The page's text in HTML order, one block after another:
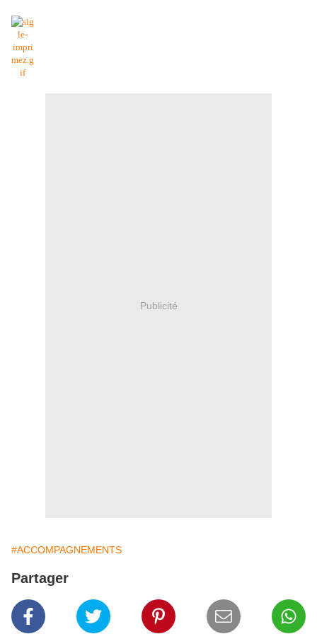
Publicité
#ACCOMPAGNEMENTS
Partager